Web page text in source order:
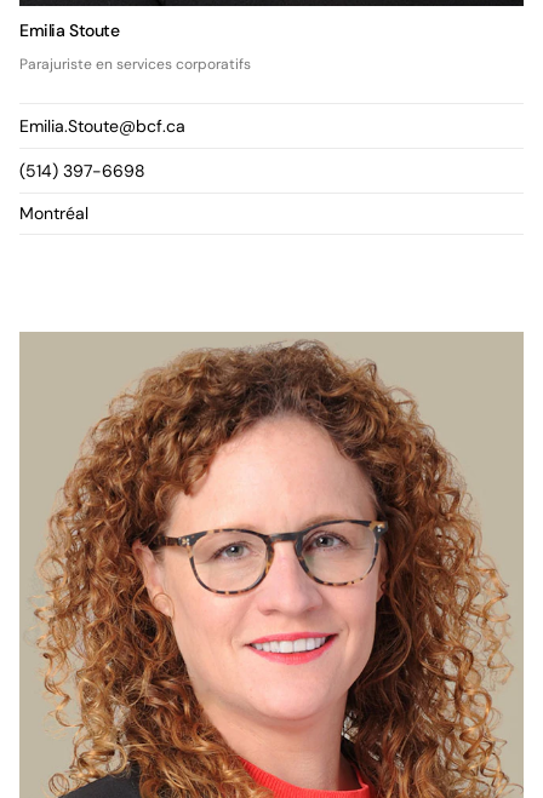
Emilia Stoute
Parajuriste en services corporatifs
Emilia.Stoute@bcf.ca
(514) 397-6698
Montréal